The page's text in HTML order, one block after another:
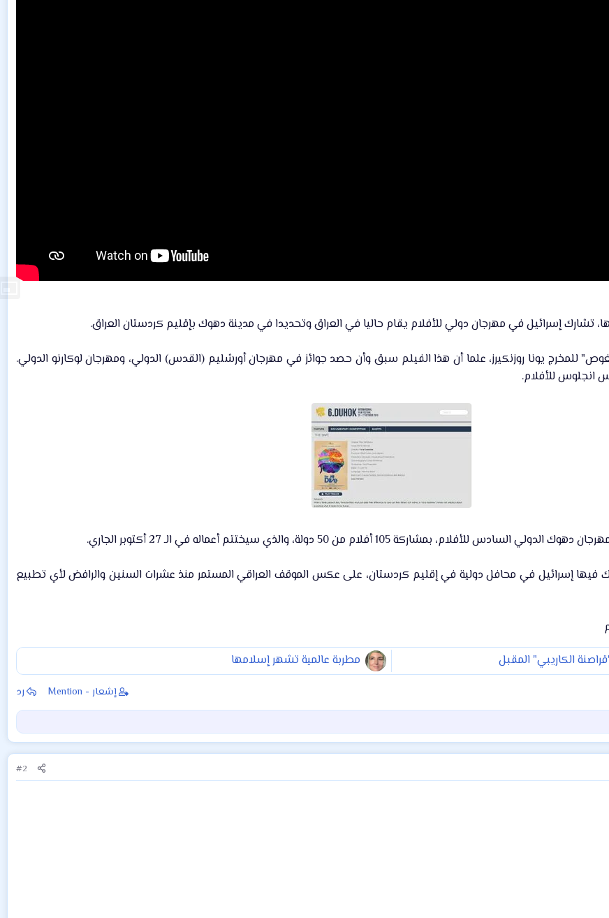
تشارك إسرائيل في مهرجان دولي للأفلام يقام حاليا في العراق وتحديدا في مدينة دهوك بإقليم كردستان العراق.​
للمخرج يونا روزنكيرز، علما أن هذا الفيلم سبق وأن حصد جوائز في مهرجان أورشليم (القدس) الدولي، ومهرجان لوكارنو الدولي.
انجلوس للأفلام.​
بمشاركة 105 أفلام من 50 دولة، والذي سيختتم أعماله في الـ 27 أكتوبر الجاري.​
فيها إسرائيل في محافل دولية في إقليم كردستان، على عكس الموقف العراقي المستمر منذ عشرات السنين والرافض لأي تطبيع
الكاريبي" المقبل
مطربة عالمية تشهر إسلامها
إشعار - Mention رد
#2